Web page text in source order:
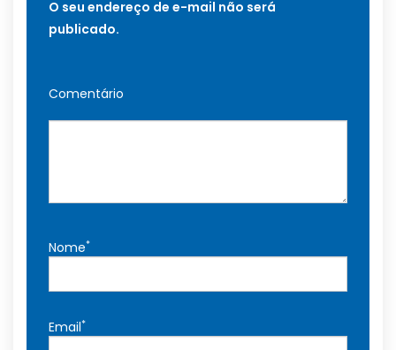
O seu endereço de e-mail não será
publicado.
Comentário
Nome*
Email*